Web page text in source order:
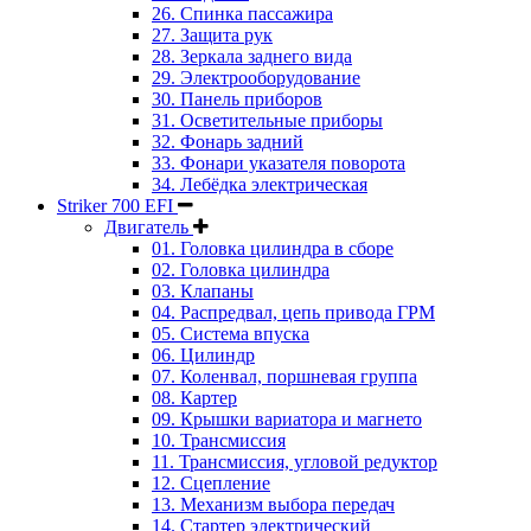
26. Спинка пассажира
27. Защита рук
28. Зеркала заднего вида
29. Электрооборудование
30. Панель приборов
31. Oсветительные приборы
32. Фонарь задний
33. Фонари указателя поворота
34. Лебёдка электрическая
Striker 700 EFI
Двигатель
01. Головка цилиндра в сборе
02. Головка цилиндра
03. Клапаны
04. Распредвал, цепь привода ГРМ
05. Система впуска
06. Цилиндр
07. Коленвал, поршневая группа
08. Картер
09. Крышки вариатора и магнето
10. Трансмиссия
11. Трансмиссия, угловой редуктор
12. Сцепление
13. Механизм выбора передач
14. Стартер электрический